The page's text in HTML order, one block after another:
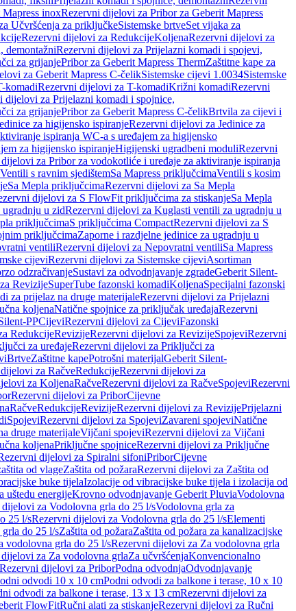
inoxRezervni dijelovi za Pribor za Geberit Mapress
Učvršćenja za priključkeSistemske brtveSet vijaka za
Rezervni dijelovi za RedukcijeKoljenaRezervni dijelovi za
demontažniRezervni dijelovi za Prijelazni komadi i spojevi,
za grijanjePribor za Geberit Mapress ThermZaštitne kape za
za Geberit Mapress C-čelikSistemske cijevi 1.0034Sistemske
komadiRezervni dijelovi za T-komadiKrižni komadiRezervni
dijelovi za Prijelazni komadi i spojnice,
za grijanjePribor za Geberit Mapress C-čelikBrtvila za cijevi i
za higijensko ispiranjeRezervni dijelovi za Jedinice za
ispiranja WC-a s uređajem za higijensko
za higijensko ispiranjeHigijenski ugradbeni moduliRezervni
za Pribor za vodokotliće i uređaje za aktiviranje ispiranja
Ventili s ravnim sjedištemSa Mapress priključcimaVentili s kosim
Sa Mepla priključcimaRezervni dijelovi za Sa Mepla
dijelovi za S FlowFit priključcima za stiskanjeSa Mepla
u zidRezervni dijelovi za Kuglasti ventili za ugradnju u
priključcimaS priključcima CompactRezervni dijelovi za S
priključcimaZaporne i razdjelne jedinice za ugradnju u
ventiliRezervni dijelovi za Nepovratni ventiliSa Mapress
cijeviRezervni dijelovi za Sistemske cijeviAsortiman
odzračivanjeSustavi za odvodnjavanje zgradeGeberit Silent-
RevizijeSuperTube fazonski komadiKoljenaSpecijalni fazonski
za prijelaz na druge materijaleRezervni dijelovi za Prijelazni
koljenaNatične spojnice za priključak uređajaRezervni
PPCijeviRezervni dijelovi za CijeviFazonski
RedukcijeRevizijeRezervni dijelovi za RevizijeSpojeviRezervni
za uređajeRezervni dijelovi za Priključci za
BrtveZaštitne kapePotrošni materijalGeberit Silent-
za RačveRedukcijeRezervni dijelovi za
za KoljenaRačveRezervni dijelovi za RačveSpojeviRezervni
Rezervni dijelovi za PriborCijevne
RačveRedukcijeRevizijeRezervni dijelovi za RevizijePrijelazni
SpojeviRezervni dijelovi za SpojeviZavareni spojeviNatične
druge materijaleVijčani spojeviRezervni dijelovi za Vijčani
koljenaPriključne spojniceRezervni dijelovi za Priključne
dijelovi za Spiralni sifoniPriborCijevne
od vlageZaštita od požaraRezervni dijelovi za Zaštita od
buke tijelaIzolacije od vibracijske buke tijela i izolacija od
uštedu energijeKrovno odvodnjavanje Geberit PluviaVodolovna
za Vodolovna grla do 25 l/sVodolovna grla za
25 l/sRezervni dijelovi za Vodolovna grla do 25 l/sElementi
do 25 l/sZaštita od požaraZaštita od požara za kanalizacijske
vodolovna grla do 25 l/sRezervni dijelovi za Za vodolovna grla
za Za vodolovna grlaZa učvršćenjaKonvencionalno
Rezervni dijelovi za PriborPodna odvodnjaOdvodnjavanje
odvodi 10 x 10 cmPodni odvodi za balkone i terase, 10 x 10
odvodi za balkone i terase, 13 x 13 cmRezervni dijelovi za
FlowFitRučni alati za stiskanjeRezervni dijelovi za Ručni